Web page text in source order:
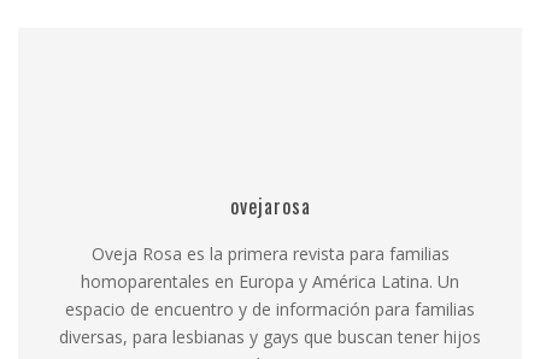
ovejarosa
Oveja Rosa es la primera revista para familias
homoparentales en Europa y América Latina. Un
espacio de encuentro y de información para familias
diversas, para lesbianas y gays que buscan tener hijos